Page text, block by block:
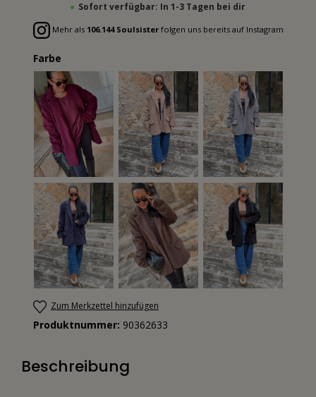
Sofort verfügbar: In 1-3 Tagen bei dir
Mehr als 106.144 Soulsisterfolgen uns bereits auf Instagram
Farbe
Zum Merkzettel hinzufügen
Produktnummer: 90362633
Beschreibung